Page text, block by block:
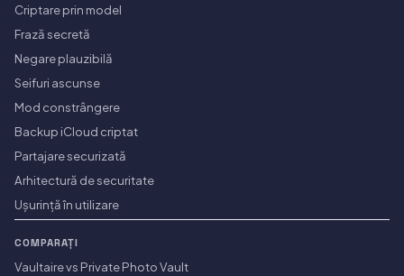
Criptare prin model
Frază secretă
Negare plauzibilă
Seifuri ascunse
Mod constrângere
Backup iCloud criptat
Partajare securizată
Arhitectură de securitate
Ușurință în utilizare
COMPARAȚI
Vaultaire vs Private Photo Vault